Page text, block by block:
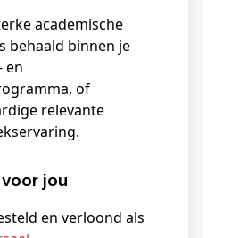
behaald binnen je
en
of
relevante
voor jou
en verloond als